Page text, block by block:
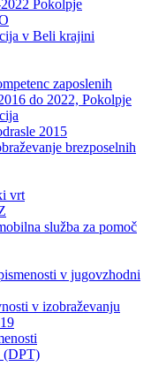
Pokolpje
v Beli krajini
zaposlenih
do 2022, Pokolpje
2015
brezposelnih
vrt
služba za pomoč
v jugovzhodni
v izobraževanju
(DPT)